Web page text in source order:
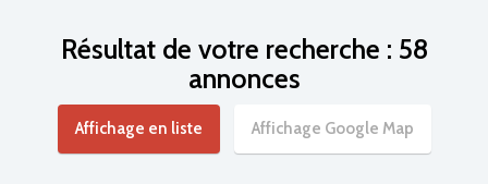
Résultat de votre recherche : 58
annonces
Affichage en liste Affichage Google Map